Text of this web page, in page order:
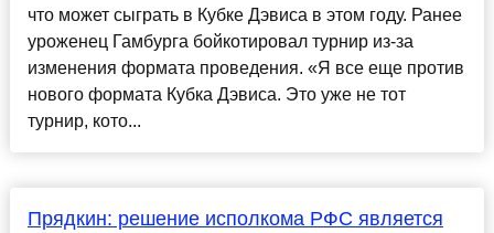
что может сыграть в Кубке Дэвиса в этом году. Ранее
уроженец Гамбурга бойкотировал турнир из-за
изменения формата проведения. «Я все еще против
нового формата Кубка Дэвиса. Это уже не тот
турнир, кото...
Прядкин: решение исполкома РФС является